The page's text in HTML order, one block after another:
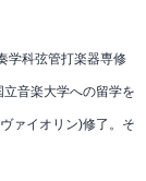
学科弦管打楽器専修
音楽大学への留学を
ァイオリン)修了。そ